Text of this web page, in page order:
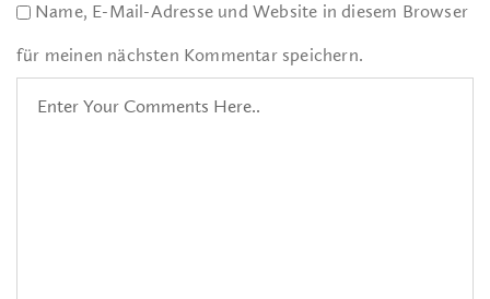
Name, E-Mail-Adresse und Website in diesem Browser
für meinen nächsten Kommentar speichern.